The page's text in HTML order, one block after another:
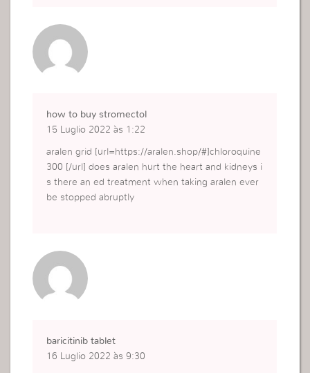
how to buy stromectol
15 Luglio 2022 às 1:22
aralen grid [url=https://aralen.shop/#]chloroquine
300 [/url] does aralen hurt the heart and kidneys i
s there an ed treatment when taking aralen ever
be stopped abruptly
baricitinib tablet
16 Luglio 2022 às 9:30